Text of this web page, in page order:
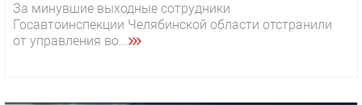
За минувшие выходные сотрудники
Госавтоинспекции Челябинской области отстранили
от управления во...